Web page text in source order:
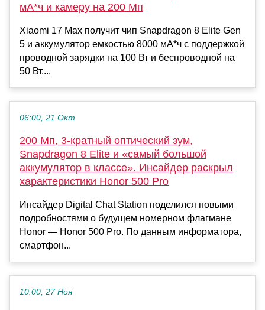
мА*ч и камеру на 200 Мп
Xiaomi 17 Max получит чип Snapdragon 8 Elite Gen
5 и аккумулятор емкостью 8000 мА*ч с поддержкой
проводной зарядки на 100 Вт и беспроводной на
50 Вт....
06:00, 21 Окт
200 Мп, 3-кратный оптический зум,
Snapdragon 8 Elite и «самый большой
аккумулятор в классе». Инсайдер раскрыл
характеристики Honor 500 Pro
Инсайдер Digital Chat Station поделился новыми
подробностями о будущем номерном флагмане
Honor — Honor 500 Pro. По данным информатора,
смартфон...
10:00, 27 Ноя